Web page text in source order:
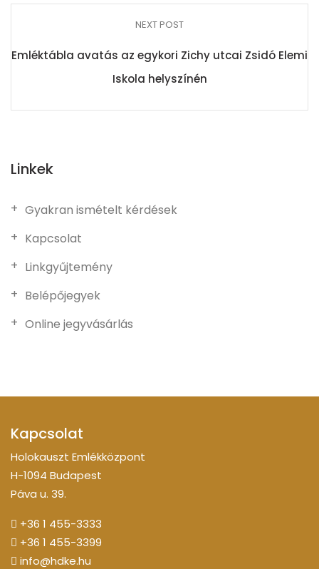
NEXT POST
Emléktábla avatás az egykori Zichy utcai Zsidó Elemi
Iskola helyszínén
Linkek
Gyakran ismételt kérdések
Kapcsolat
Linkgyűjtemény
Belépőjegyek
Online jegyvásárlás
Kapcsolat
Holokauszt Emlékközpont
H-1094 Budapest
Páva u. 39.
+36 1 455-3333
+36 1 455-3399
info@hdke.hu